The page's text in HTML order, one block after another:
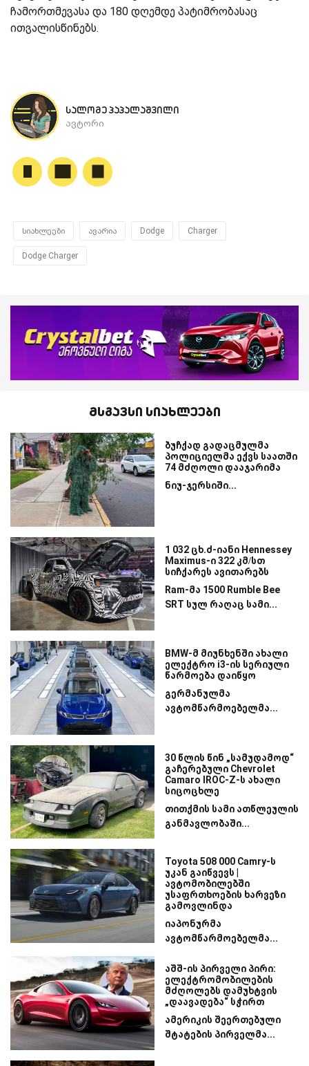
ჩამორთმევასა და 180 დღემდე პატიმრობასაც
ითვალისწინებს.
სალომე პაპალაშვილი
ავტორი
სიახლეები ავარია Dodge Charger
Dodge Charger
მსგავსი სიახლეები
ბუჩქად გადაცმულმა
პოლიციელმა ექვს საათში
74 მძღოლი დააჯარიმა
ნიუ-ჯერსიში...
1 032 ცხ.ძ-იანი Hennessey
Maximus-ი 322 კმ/სთ
სიჩქარეს ავითარებს
Ram-მა 1500 Rumble Bee
SRT სულ რაღაც სამი...
BMW-მ მიუნხენში ახალი
ელექტრო i3-ის სერიული
წარმოება დაიწყო
გერმანულმა
ავტომწარმოებელმა...
30 წლის წინ „სამუდამოდ“
გაჩერებული Chevrolet
Camaro IROC-Z-ს ახალი
სიცოცხლე
თითქმის სამი ათწლეულის
განმავლობაში...
Toyota 508 000 Camry-ს
უკან გაიწვევს |
ავტომობილებში
უსაფრთხოების ხარვეზი
გამოვლინდა
იაპონურმა
ავტომწარმოებელმა...
აშშ-ის პირველი პირი:
ელექტრომობილების
მძღოლებს დამუხტვის
„დაავადება“ სჭირთ
ამერიკის შეერთებული
შტატების პირველმა...